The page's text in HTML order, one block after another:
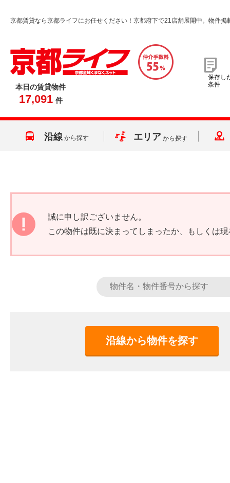
京都賃貸なら京都ライフにお任せください！京都府下で21店舗展開中。物件掲
本日の賃貸物件
17,091 件
保存し
条件
沿線 から探す エリア から探す
誠に申し訳ございません。
この物件は既に決まってしまったか、もしくは
沿線から物件を探す